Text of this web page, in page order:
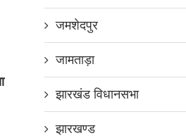
जमशेदपुर
जामताड़ा
झारखंड विधानसभा
झारखण्ड